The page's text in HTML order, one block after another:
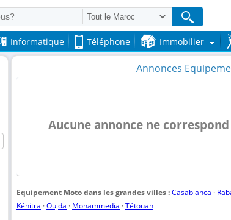
Informatique Téléphone Immobilier
Annonces
Aucune annonce ne
Equipement Moto dans les grandes villes :Casablanca ·
Kénitra ·Oujda · Mohammedia ·Tétouan